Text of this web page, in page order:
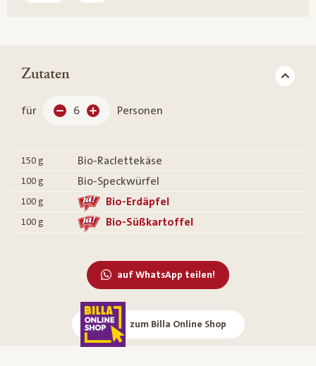
Zutaten
für 6 Personen
150 g Bio-Raclettekäse
100 g Bio-Speckwürfel
100 g Bio-Erdäpfel
100 g Bio-Süßkartoffel
auf WhatsApp teilen!
zum Billa Online Shop